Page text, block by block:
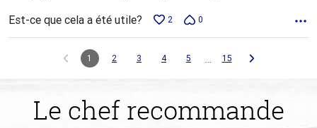
Est-ce que cela a été utile? 2 0
1 2 3 4 5 … 15
Le chef recommande